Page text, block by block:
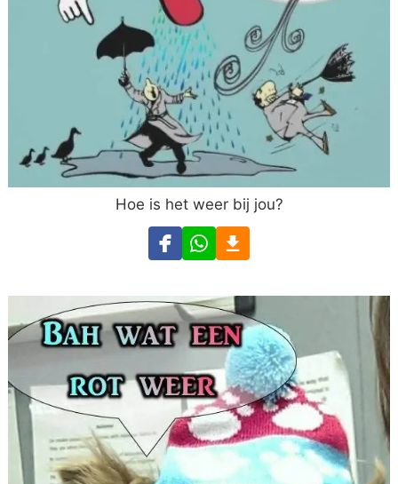
Hoe is het weer bij jou?